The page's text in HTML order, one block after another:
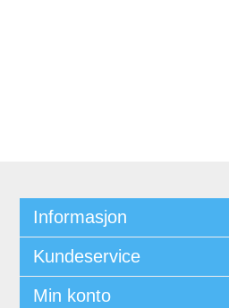
Informasjon
Kundeservice
Min konto